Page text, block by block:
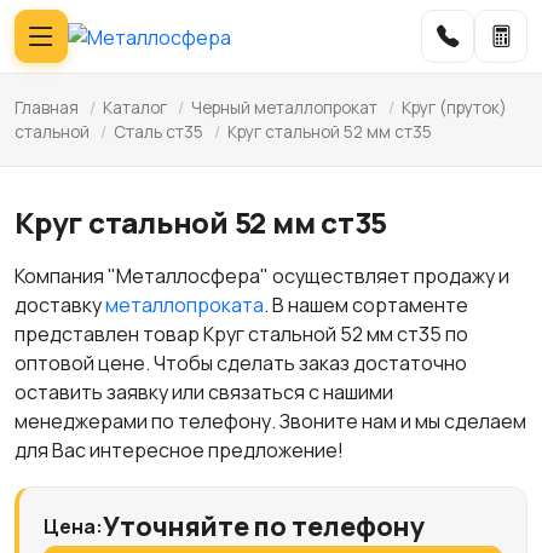
Главная / Каталог / Черный металлопрокат / Круг (пруток)
стальной
/ Сталь ст35 / Круг стальной 52 мм ст35
Круг стальной 52 мм ст35
Компания "Металлосфера" осуществляет продажу и
доставкуметаллопроката. В нашем сортаменте
представлен товар Круг стальной 52 мм ст35 по
оптовой цене. Чтобы сделать заказ достаточно
оставить заявку или связаться с нашими
менеджерами по телефону. Звоните нам и мы сделаем
для Вас интересное предложение!
Цена:Уточняйте по телефону